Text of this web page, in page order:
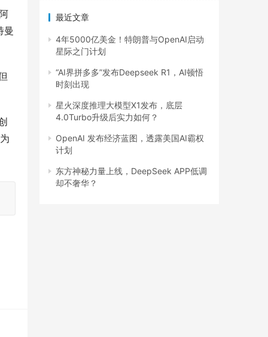
曼
最近文章
4年5000亿美金！特朗普与OpenAI启动
星际之门计划
“AI界拼多多”发布Deepseek R1，AI顿悟
时刻出现
星火深度推理大模型X1发布，底层
4.0Turbo升级后实力如何？
OpenAI 发布经济蓝图，透露美国AI霸权
计划
东方神秘力量上线，DeepSeek APP低调
却不奢华？